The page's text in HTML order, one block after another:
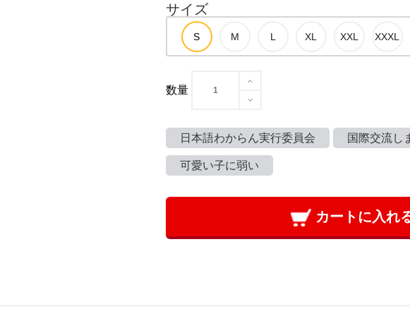
サイズ
数量
日本語わからん実行委員会 国際交流し
可愛い子に弱い
カートに入れ